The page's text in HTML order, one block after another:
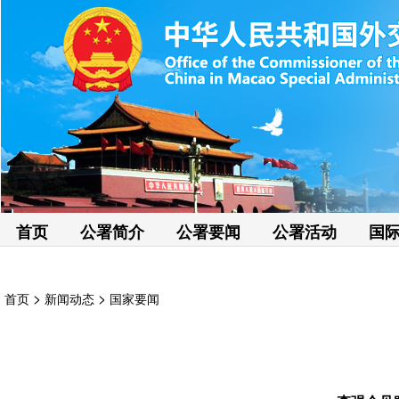
首页 公署简介 公署要闻 公署活动 国
首页 > 新闻动态 > 国家要闻